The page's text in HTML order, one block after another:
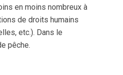
en moins nombreux à
de droits humains
etc.). Dans le
pêche.